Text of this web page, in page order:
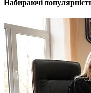
Набираючі